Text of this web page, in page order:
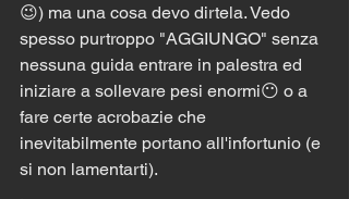
😉) ma una cosa devo dirtela. Vedo
spesso purtroppo "AGGIUNGO" senza
nessuna guida entrare in palestra ed
iniziare a sollevare pesi enormi😶 o a
fare certe acrobazie che
inevitabilmente portano all'infortunio (e
si non lamentarti).